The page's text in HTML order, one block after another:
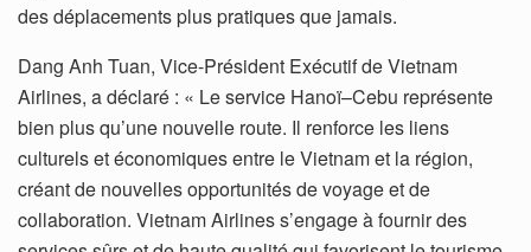
des déplacements plus pratiques que jamais.
Dang Anh Tuan, Vice-Président Exécutif de Vietnam
Airlines, a déclaré : « Le service Hanoï–Cebu représente
bien plus qu’une nouvelle route. Il renforce les liens
culturels et économiques entre le Vietnam et la région,
créant de nouvelles opportunités de voyage et de
collaboration. Vietnam Airlines s’engage à fournir des